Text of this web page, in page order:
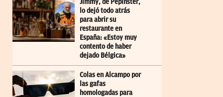
Jimmy, de Pepinster,
lo dejó todo atrás
para abrir su
restaurante en
España: «Estoy muy
contento de haber
dejado Bélgica»
Colas en Alcampo por
las gafas
homologadas para